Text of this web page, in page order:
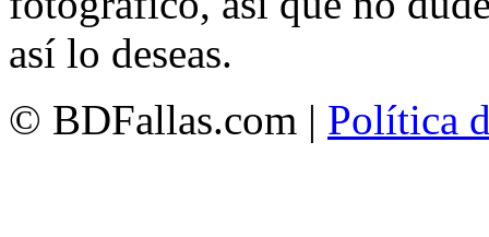
así lo deseas.
© BDFallas.com | Política